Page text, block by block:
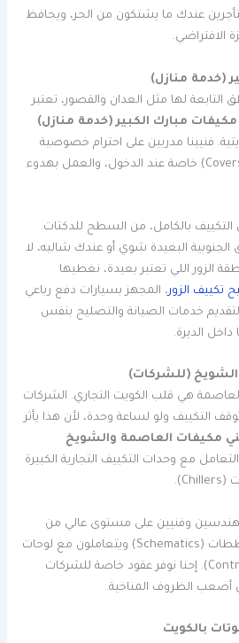
عندك ما يشتكون من الحر، ويحافظ
الافتراضي.
(خدمة منازل)
التابعة لها مثل العدان والقصور، تعتبر
مبارك الكبير (خدمة منازل)
فنيينا مدربين على احترام خصوصية
المنزل، ولبس “덧أحذية” (Covers) خاصة عند الدخول، والعمل بهدوء
بالكامل، من السطح للدكتات.
البعيدة شوي أو عندك شاليه، لا
الزور اللي تعتبر بعيدة، نغطيها
تكييف الزور، المجهز بسيارات دفع رباعي
خدمات الصيانة والتصليح بنفس
داخل الديرة.
(للشركات)
هي قلب الكويت التجاري. الشركات
التكييف ولو لساعة وحدة، لأن هذا يأثر
مكيفات العاصمة والشويخ
مع وحدات التكييف التجارية الكبيرة
وفنيين على مستوى عالي من
الخبرة، يعرفون يقرون المخططات (Schematics) ويتعاملون مع لوحات
التحكم المعقدة (Control Panels). إحنا نوفر عقود خاصة للشركات
أصعب الظروف المناخية.
بالكويت